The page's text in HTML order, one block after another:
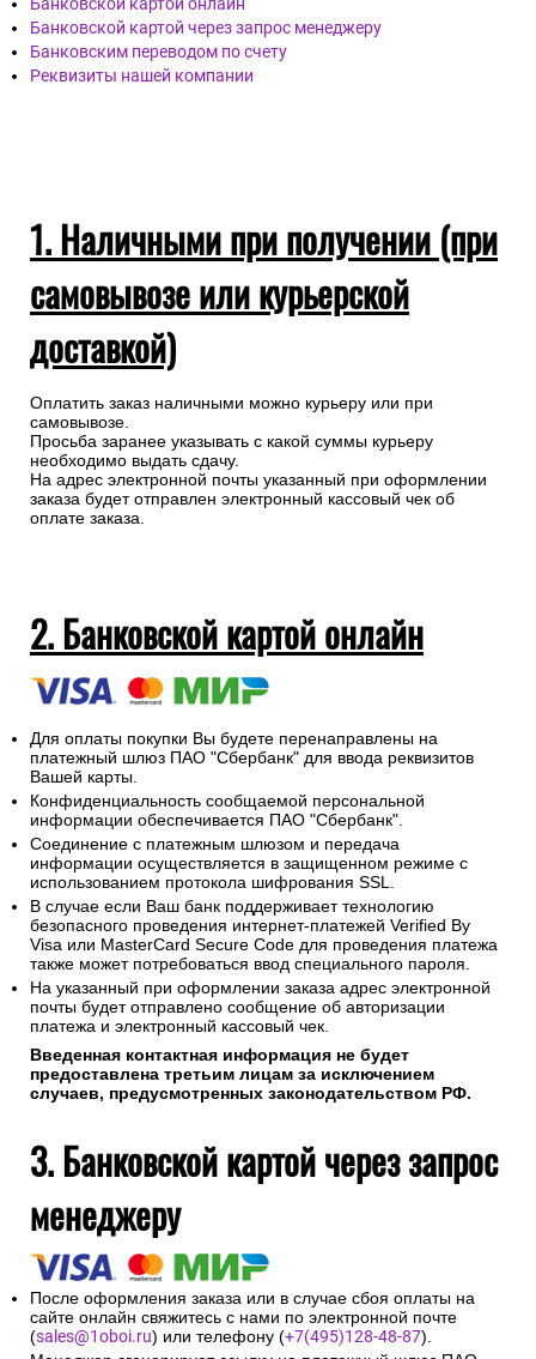
Банковской картой онлайн
Банковской картой через запрос менеджеру
Банковским переводом по счету
Реквизиты нашей компании
1. Наличными при получении (при
самовывозе или курьерской
доставкой)
Оплатить заказ наличными можно курьеру или при
самовывозе.
Просьба заранее указывать с какой суммы курьеру
необходимо выдать сдачу.
На адрес электронной почты указанный при оформлении
заказа будет отправлен электронный кассовый чек об
оплате заказа.
2. Банковской картой онлайн
Для оплаты покупки Вы будете перенаправлены на
платежный шлюз ПАО "Сбербанк" для ввода реквизитов
Вашей карты.
Конфиденциальность сообщаемой персональной
информации обеспечивается ПАО "Сбербанк".
Соединение с платежным шлюзом и передача
информации осуществляется в защищенном режиме с
использованием протокола шифрования SSL.
В случае если Ваш банк поддерживает технологию
безопасного проведения интернет-платежей Verified By
Visa или MasterCard Secure Code для проведения платежа
также может потребоваться ввод специального пароля.
На указанный при оформлении заказа адрес электронной
почты будет отправлено сообщение об авторизации
платежа и электронный кассовый чек.
Введенная контактная информация не будет
предоставлена третьим лицам за исключением
случаев, предусмотренных законодательством РФ.
3. Банковской картой через запрос
менеджеру
После оформления заказа или в случае сбоя оплаты на
сайте онлайн свяжитесь с нами по электронной почте
(sales@1oboi.ru) или телефону (+7(495)128-48-87).